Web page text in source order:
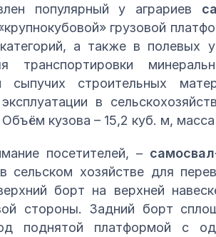
популярный у аграриев
грузовой
а также в полевых
и сыпучих строительных
в
кузова – 15,2 куб. м, масса
посетителей, –
хозяйстве для
борт на верхней
стороны. Задний борт
поднятой платформой с